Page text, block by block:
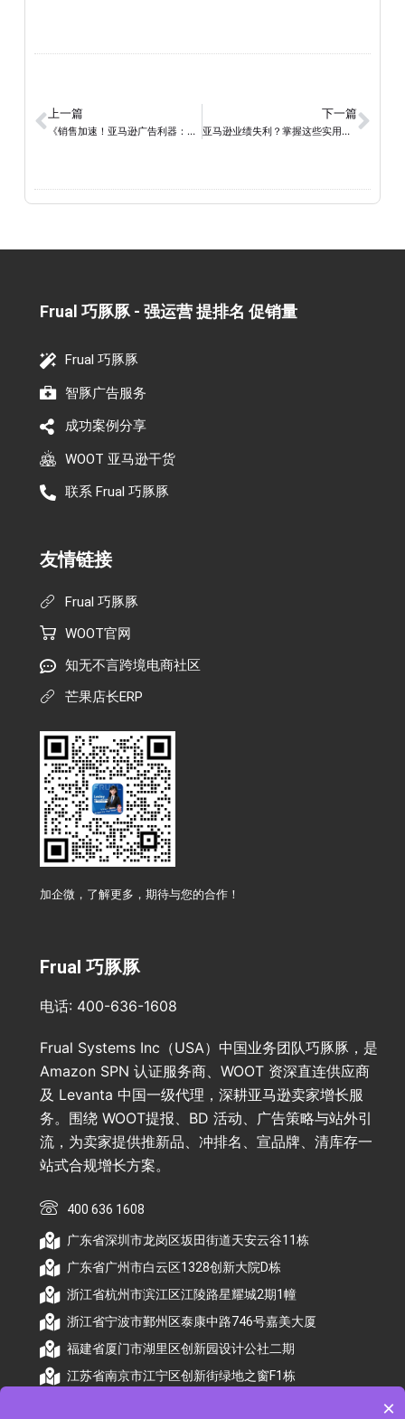
上一篇
《销售加速！亚马逊广告利器：选择、预算、优化，轻松提升产品销售业绩》
下一篇
亚马逊业绩失利？掌握这些实用策略，逆袭为销售之王！
Frual 巧豚豚 - 强运营 提排名 促销量​
Frual 巧豚豚
智豚广告服务
成功案例分享
WOOT 亚马逊干货
联系 Frual 巧豚豚
友情链接
Frual 巧豚豚
WOOT官网
知无不言跨境电商社区
芒果店长ERP
加企微，了解更多，期待与您的合作！
Frual 巧豚豚
电话: 400-636-1608
Frual Systems Inc（USA）中国业务团队巧豚豚，是
Amazon SPN 认证服务商、WOOT 资深直连供应商
及 Levanta 中国一级代理，深耕亚马逊卖家增长服
务。围绕 WOOT提报、BD 活动、广告策略与站外引
流，为卖家提供推新品、冲排名、宣品牌、清库存一
站式合规增长方案。
400 636 1608
广东省深圳市龙岗区坂田街道天安云谷11栋
广东省广州市白云区1328创新大院D栋
浙江省杭州市滨江区江陵路星耀城2期1幢
浙江省宁波市鄞州区泰康中路746号嘉美大厦
福建省厦门市湖里区创新园设计公社二期
江苏省南京市江宁区创新街绿地之窗F1栋
×